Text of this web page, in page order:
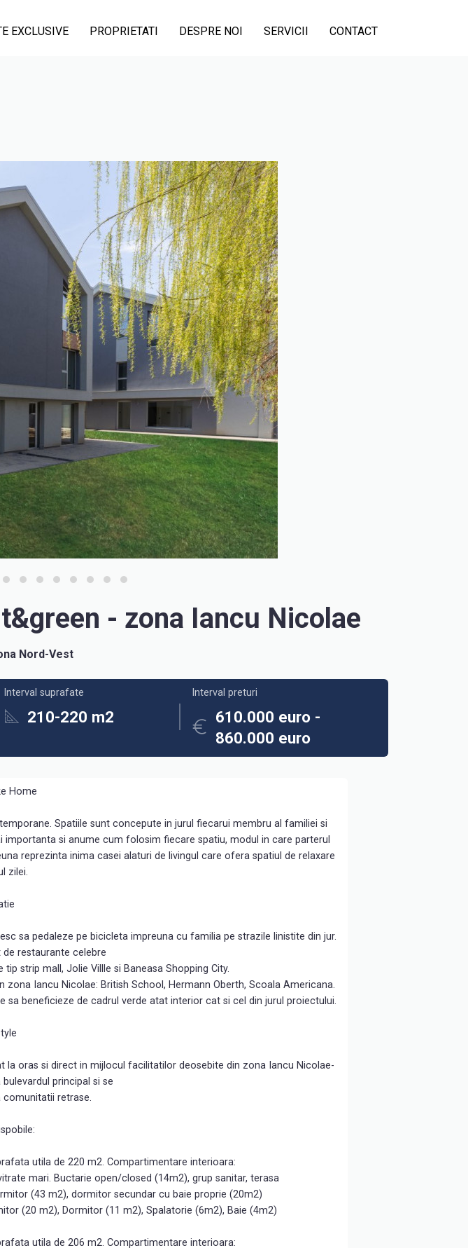
EXCLUSIVE PROPRIETATI DESPRE NOI SERVICII CONTACT
- zona Iancu Nicolae
Nord-Vest
Interval suprafate
210-220 m2
Interval preturi
610.000 euro -
860.000 euro
Home
Spatiile sunt concepute in jurul fiecarui membru al familiei si
si anume cum folosim fiecare spatiu, modul in care parterul
reprezinta inima casei alaturi de livingul care ofera spatiul de relaxare
zilei.
sa pedaleze pe bicicleta impreuna cu familia pe strazile linistite din jur.
restaurante celebre
strip mall, Jolie Villle si Baneasa Shopping City.
Iancu Nicolae: British School, Hermann Oberth, Scoala Americana.
beneficieze de cadrul verde atat interior cat si cel din jurul proiectului.
oras si direct in mijlocul facilitatilor deosebite din zona Iancu Nicolae-
principal si se
comunitatii retrase.
utila de 220 m2. Compartimentare interioara:
mari. Buctarie open/closed (14m2), grup sanitar, terasa
(43 m2), dormitor secundar cu baie proprie (20m2)
(20 m2), Dormitor (11 m2), Spalatorie (6m2), Baie (4m2)
utila de 206 m2. Compartimentare interioara: